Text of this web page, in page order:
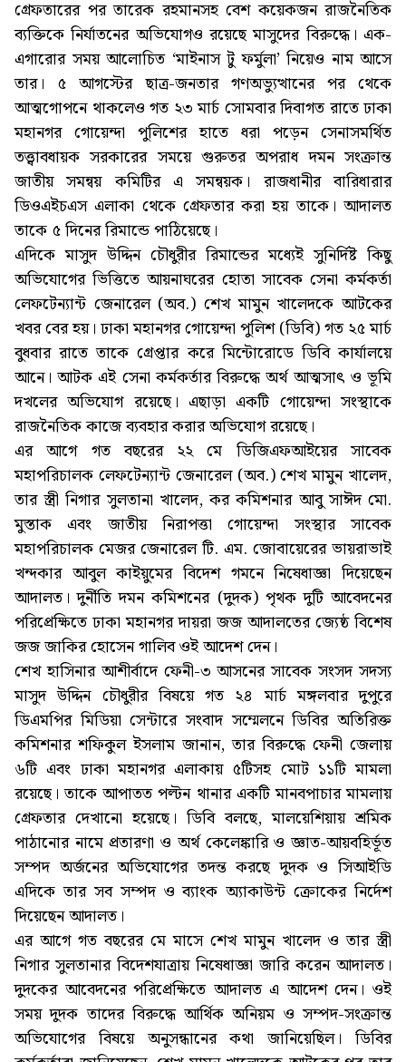
গ্রেফতারের পর তারেক রহমানসহ বেশ কয়েকজন রাজনৈতিক
ব্যক্তিকে নির্যাতনের অভিযোগও রয়েছে মাসুদের বিরুদ্ধে। এক-
এগারোর সময় আলোচিত ‘মাইনাস টু ফর্মুলা’ নিয়েও নাম আসে
তার। ৫ আগস্টের ছাত্র-জনতার গণঅভ্যুত্থানের পর থেকে
আত্মগোপনে থাকলেও গত ২৩ মার্চ সোমবার দিবাগত রাতে ঢাকা
মহানগর গোয়েন্দা পুলিশের হাতে ধরা পড়েন সেনাসমর্থিত
তত্ত্বাবধায়ক সরকারের সময়ে গুরুতর অপরাধ দমন সংক্রান্ত
জাতীয় সমন্বয় কমিটির এ সমন্বয়ক। রাজধানীর বারিধারার
ডিওএইচএস এলাকা থেকে গ্রেফতার করা হয় তাকে। আদালত
তাকে ৫ দিনের রিমান্ডে পাঠিয়েছে।
এদিকে মাসুদ উদ্দিন চৌধুরীর রিমান্ডের মধ্যেই সুনির্দিষ্ট কিছু
অভিযোগের ভিত্তিতে আয়নাঘরের হোতা সাবেক সেনা কর্মকর্তা
লেফটেন্যান্ট জেনারেল (অব.) শেখ মামুন খালেদকে আটকের
খবর বের হয়। ঢাকা মহানগর গোয়েন্দা পুলিশ (ডিবি) গত ২৫ মার্চ
বুধবার রাতে তাকে গ্রেপ্তার করে মিন্টোরোডে ডিবি কার্যালয়ে
আনে। আটক এই সেনা কর্মকর্তার বিরুদ্ধে অর্থ আত্মসাৎ ও ভূমি
দখলের অভিযোগ রয়েছে। এছাড়া একটি গোয়েন্দা সংস্থাকে
রাজনৈতিক কাজে ব্যবহার করার অভিযোগ রয়েছে।
এর আগে গত বছরের ২২ মে ডিজিএফআইয়ের সাবেক
মহাপরিচালক লেফটেন্যান্ট জেনারেল (অব.) শেখ মামুন খালেদ,
তার স্ত্রী নিগার সুলতানা খালেদ, কর কমিশনার আবু সাঈদ মো.
মুস্তাক এবং জাতীয় নিরাপত্তা গোয়েন্দা সংস্থার সাবেক
মহাপরিচালক মেজর জেনারেল টি. এম. জোবায়েরের ভায়রাভাই
খন্দকার আবুল কাইয়ুমের বিদেশ গমনে নিষেধাজ্ঞা দিয়েছেন
আদালত। দুর্নীতি দমন কমিশনের (দুদক) পৃথক দুটি আবেদনের
পরিপ্রেক্ষিতে ঢাকা মহানগর দায়রা জজ আদালতের জ্যেষ্ঠ বিশেষ
জজ জাকির হোসেন গালিব ওই আদেশ দেন।
শেখ হাসিনার আশীর্বাদে ফেনী-৩ আসনের সাবেক সংসদ সদস্য
মাসুদ উদ্দিন চৌধুরীর বিষয়ে গত ২৪ মার্চ মঙ্গলবার দুপুরে
ডিএমপির মিডিয়া সেন্টারে সংবাদ সম্মেলনে ডিবির অতিরিক্ত
কমিশনার শফিকুল ইসলাম জানান, তার বিরুদ্ধে ফেনী জেলায়
৬টি এবং ঢাকা মহানগর এলাকায় ৫টিসহ মোট ১১টি মামলা
রয়েছে। তাকে আপাতত পল্টন থানার একটি মানবপাচার মামলায়
গ্রেফতার দেখানো হয়েছে। ডিবি বলছে, মালয়েশিয়ায় শ্রমিক
পাঠানোর নামে প্রতারণা ও অর্থ কেলেঙ্কারি ও জ্ঞাত-আয়বহির্ভূত
সম্পদ অর্জনের অভিযোগের তদন্ত করছে দুদক ও সিআইডি
এদিকে তার সব সম্পদ ও ব্যাংক অ্যাকাউন্ট ক্রোকের নির্দেশ
দিয়েছেন আদালত।
এর আগে গত বছরের মে মাসে শেখ মামুন খালেদ ও তার স্ত্রী
নিগার সুলতানার বিদেশযাত্রায় নিষেধাজ্ঞা জারি করেন আদালত।
দুদকের আবেদনের পরিপ্রেক্ষিতে আদালত এ আদেশ দেন। ওই
সময় দুদক তাদের বিরুদ্ধে আর্থিক অনিয়ম ও সম্পদ-সংক্রান্ত
অভিযোগের বিষয়ে অনুসন্ধানের কথা জানিয়েছিল। ডিবির